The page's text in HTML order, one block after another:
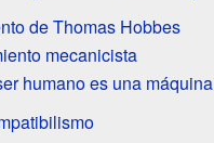
de Thomas Hobbes
mecanicista
humano es una máquina